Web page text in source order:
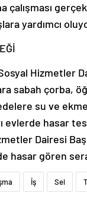
çalışması
yardımcı
Hizmetler
sabah çorba,
su ve
evlerde hasar
Dairesi
hasar gören
İş Sel